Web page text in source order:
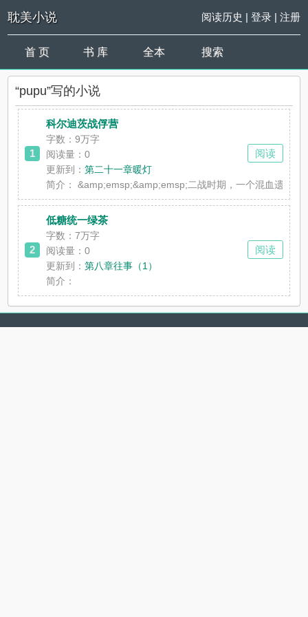
耽美小说 阅读历史 | 登录| 注册
首 页 书 库 全本 搜索
“pupu”写的小说
1
科尔迪茨战俘营
字数：9万字
阅读量：0
更新到：第二十一章暖灯
简介：
&amp;emsp;&amp;emsp;二战时期，一个混血遗子帮
阅读
2
低糖统一绿茶
字数：7万字
阅读量：0
更新到：第八章往事（1）
简介：
阅读